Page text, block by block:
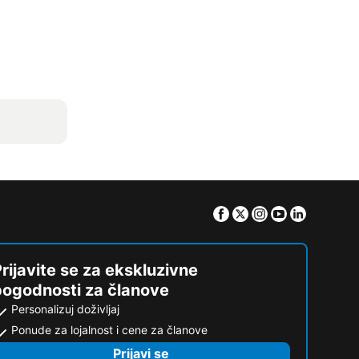
Facebook
TwitterInstagram
Youtube
se za ekskluzivne
za članove
Personalizuj doživljaj
Ponude za lojalnost i cene za članove
Prijavi se